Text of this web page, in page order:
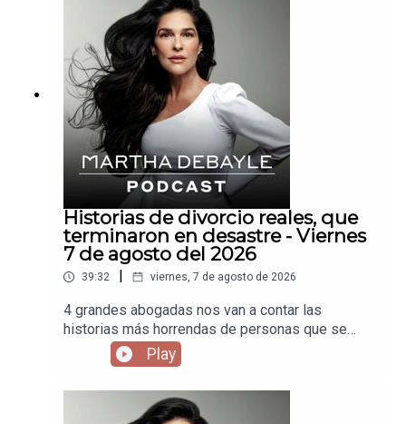
Historias de divorcio reales, que
terminaron en desastre - Viernes
7 de agosto del 2026
39:32 viernes, 7 de agosto de 2026
4 grandes abogadas nos van a contar las
historias más horrendas de personas que se
divorciaron y terminaron agarrándose hasta con la
plancha.
Play